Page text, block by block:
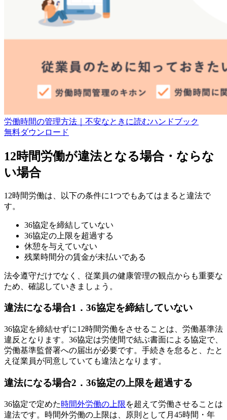
労働時間の管理方法｜不安なときに読むハンドブック
無料ダウンロード
12時間労働が違法となる場合・ならな
い場合
12時間労働は、以下の条件に1つでもあてはまると違法で
す。
36協定を締結していない
36協定の上限を超過する
休憩を与えていない
残業時間分の賃金が未払いである
法令遵守だけでなく、従業員の健康管理の観点からも重要な
ため、確認していきましょう。
違法になる場合1．36協定を締結していない
36協定を締結せずに12時間労働をさせることは、労働基準法
違反となります。36協定は労使間で結ぶ書面による協定で、
労働基準監督署への届出が必要です。手続きを怠ると、たと
え従業員が同意していても違法となります。
違法になる場合2．36協定の上限を超過する
36協定で定めた時間外労働の上限を超えて労働させることは
違法です。時間外労働の上限は、原則として月45時間・年